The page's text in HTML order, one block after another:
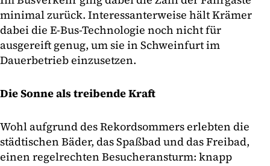
minimal zurück. Interessanterweise hält Krämer
dabei die E-Bus-Technologie noch nicht für
ausgereift genug, um sie in Schweinfurt im
Dauerbetrieb einzusetzen.
Die Sonne als treibende Kraft
Wohl aufgrund des Rekordsommers erlebten die
städtischen Bäder, das Spaßbad und das Freibad,
einen regelrechten Besucheransturm: knapp